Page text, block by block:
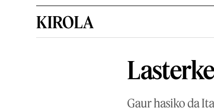
KIROLA
Gaur hasiko da